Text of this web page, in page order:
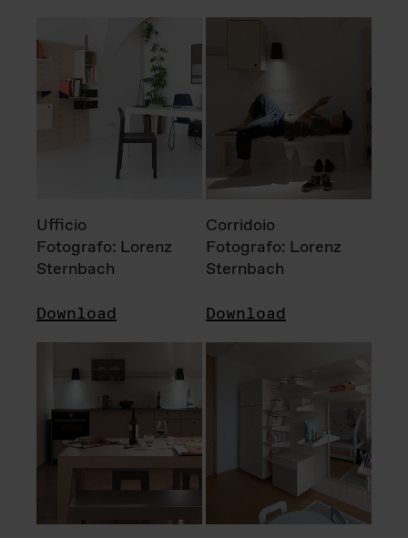
Ufficio
Fotografo: Lorenz
Sternbach
Download
Corridoio
Fotografo: Lorenz
Sternbach
Download